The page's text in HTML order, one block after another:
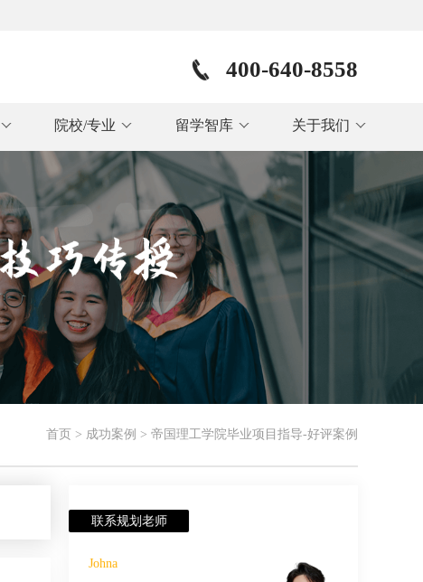
400-640-8558
院校/专业 留学智库 关于我们
首页 > 成功案例 > 帝国理工学院毕业项目指导-好评案例
联系规划老师
Johna